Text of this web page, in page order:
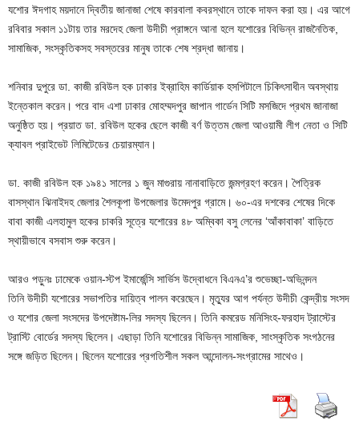
যশোর ঈদগাহ ময়দানে দ্বিতীয় জানাজা শেষে কারবালা কবরস্থানে তাকে দাফন করা হয়। এর আগে
রবিবার সকাল ১১টায় তার মরদেহ জেলা উদীচী প্রাঙ্গনে আনা হলে যশোরের বিভিন্ন রাজনৈতিক,
সামাজিক, সংস্কৃতিকসহ সবস্তরের মানুষ তাকে শেষ শ্রদ্ধা জানায়।
শনিবার দুপুরে ডা. কাজী রবিউল হক ঢাকার ইব্রাহিম কার্ডিয়াক হসপিটালে চিকিৎসাধীন অবস্থায়
ইন্তেকাল করেন। পরে বাদ এশা ঢাকার মোহম্মদপুর জাপান গার্ডেন সিটি মসজিদে প্রথম জানাজা
অনুষ্ঠিত হয়। প্রয়াত ডা. রবিউল হকের ছেলে কাজী বর্ণ উত্তম জেলা আওয়ামী লীগ নেতা ও সিটি
ক্যাবল প্রাইভেট লিমিটেডের চেয়ারম্যান।
ডা. কাজী রবিউল হক ১৯৪১ সালের ১ জুন মাগুরায় নানাবাড়িতে জন্মগ্রহণ করেন। পৈত্রিক
বাসস্থান ঝিনাইদহ জেলার শৈলকূপা উপজেলার উমেদপুর গ্রামে। ৬০-এর দশকের শেষের দিকে
বাবা কাজী এলহামুল হকের চাকরি সূত্রে যশোরের ৪৮ অম্বিকা বসু লেনের ‘আঁকাবাকা’ বাড়িতে
স্থায়ীভাবে বসবাস শুরু করেন।
আরও পড়ুনঃ ঢামেকে ওয়ান-স্টপ ইমার্জেন্সি সার্ভিস উদ্বোধনে বিএনএ’র শুভেচ্ছা-অভিনন্দন
তিনি উদীচী যশোরের সভাপতির দায়িত্ব পালন করেছেন। মৃত্যুর আগ পর্যন্ত উদীচী কেন্দ্রীয় সংসদ
ও যশোর জেলা সংসদের উপদেষ্টাম-লির সদস্য ছিলেন। তিনি কমরেড মনিসিংহ-ফরহাদ ট্রাস্টের
ট্রাস্টি বোর্ডের সদস্য ছিলেন। এছাড়া তিনি যশোরের বিভিন্ন সামাজিক, সাংস্কৃতিক সংগঠনের
সঙ্গে জড়িত ছিলেন। ছিলেন যশোরের প্রগতিশীল সকল আন্দোলন-সংগ্রামের সাথেও।